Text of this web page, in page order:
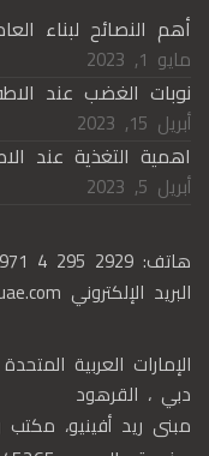
أهم النصائح لبناء
مايو 1, 2023
نوبات الغضب عند
أبريل 15, 2023
اهمية التغذية عند
أبريل 5, 2023
هاتف: 4 295 2929
البريد الإلكتروني
الإمارات العربية المتحدة
دبي ، القرهود
مبنى ريد أفينيو، مكتب